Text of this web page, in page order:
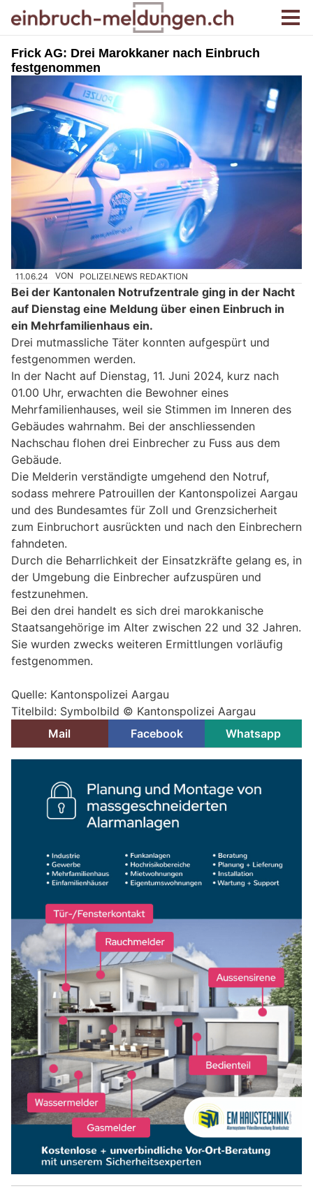
Frick AG: Drei Marokkaner nach Einbruch
festgenommen
11.06.24 VON POLIZEI.NEWS REDAKTION
Bei der Kantonalen Notrufzentrale ging in der Nacht
auf Dienstag eine Meldung über einen Einbruch in
ein Mehrfamilienhaus ein.
Drei mutmassliche Täter konnten aufgespürt und
festgenommen werden.
In der Nacht auf Dienstag, 11. Juni 2024, kurz nach
01.00 Uhr, erwachten die Bewohner eines
Mehrfamilienhauses, weil sie Stimmen im Inneren des
Gebäudes wahrnahm. Bei der anschliessenden
Nachschau flohen drei Einbrecher zu Fuss aus dem
Gebäude.
Die Melderin verständigte umgehend den Notruf,
sodass mehrere Patrouillen der Kantonspolizei Aargau
und des Bundesamtes für Zoll und Grenzsicherheit
zum Einbruchort ausrückten und nach den Einbrechern
fahndeten.
Durch die Beharrlichkeit der Einsatzkräfte gelang es, in
der Umgebung die Einbrecher aufzuspüren und
festzunehmen.
Bei den drei handelt es sich drei marokkanische
Staatsangehörige im Alter zwischen 22 und 32 Jahren.
Sie wurden zwecks weiteren Ermittlungen vorläufig
festgenommen.
Quelle: Kantonspolizei Aargau
Titelbild: Symbolbild © Kantonspolizei Aargau
Mail
Facebook Whatsapp